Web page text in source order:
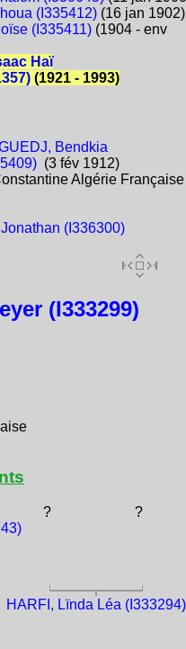
(I335412)(16 jan 1902)
(I335411)(1904 - env
Haï
(1921 - 1993)
Bendkia
(3 fév 1912)
Algérie Française
(I336300)
(I333299)
? ?
HARFI, Lïnda Léa (I333294)